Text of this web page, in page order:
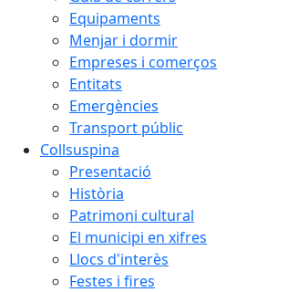
Equipaments
Menjar i dormir
Empreses i comerços
Entitats
Emergències
Transport públic
Collsuspina
Presentació
Història
Patrimoni cultural
El municipi en xifres
Llocs d'interès
Festes i fires